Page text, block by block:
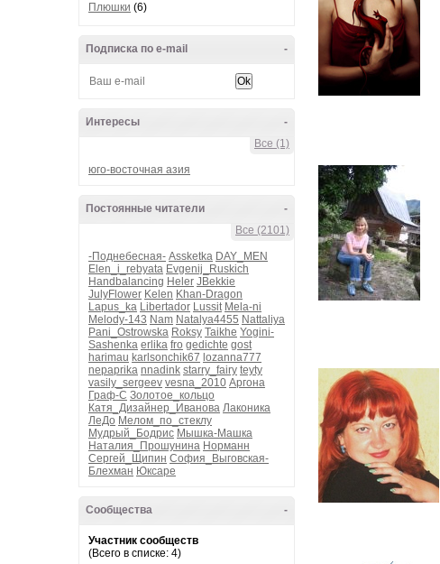
Плюшки (6)
-
Подписка по e-mail
-
Интересы
Все (1)
юго-восточная азия
-
Постоянные читатели
Все (2101)
-Поднебесная- Assketka DAY_MEN
Elen_i_rebyata Evgenij_Ruskich
Handbalancing Heler JBekkie
JulyFlower Kelen Khan-Dragon
Lapus_ka Libertador Lussit Mela-ni
Melody-143 Nam Natalya4455 Nattaliya
Pani_Ostrowska Roksy Taikhe Yogini-
Sashenka erlika fro gedichte gost
harimau karlsonchik67 lozanna777
nepaprika nnadink starry_fairy teyty
vasily_sergeev vesna_2010 Аргона
Граф-С Золотое_кольцо
Катя_Дизайнер_Иванова Лаконика
ЛеДо Мелом_по_стеклу
Мудрый_Бодрис Мышка-Машка
Наталия_Прошунина Норманн
Сергей_Щипин София_Выговская-
Блехман Юксаре
-
Сообщества
Участник сообществ
(Всего в списке: 4)